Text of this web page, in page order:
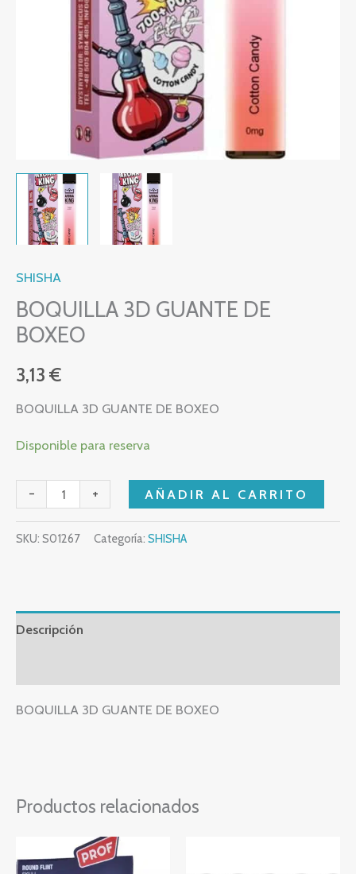
SHISHA
BOQUILLA 3D GUANTE DE
BOXEO
3,13 €
BOQUILLA 3D GUANTE DE BOXEO
Disponible para reserva
- + AÑADIR AL CARRITO
SKU: S01267 Categoría: SHISHA
Descripción
BOQUILLA 3D GUANTE DE BOXEO
Productos relacionados